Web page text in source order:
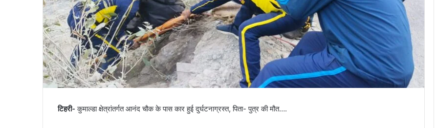
टिहरी- कुमाल्डा क्षेत्रांतर्गत आनंद चौक के पास कार हुई दुर्घटनाग्रस्त, पिता- पुत्र की मौत….